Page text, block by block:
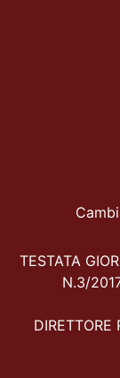
TESTATA
N.3/
DIRETTORE